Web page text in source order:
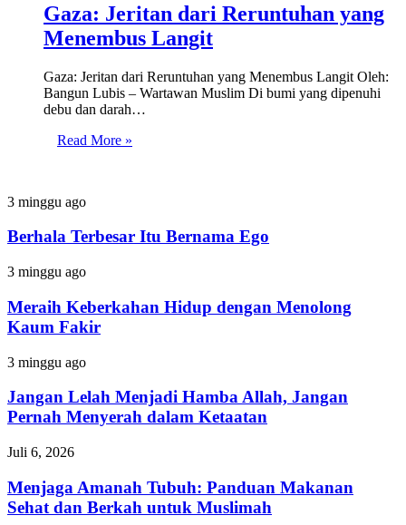
Gaza: Jeritan dari Reruntuhan yang
Menembus Langit
Gaza: Jeritan dari Reruntuhan yang Menembus Langit Oleh:
Bangun Lubis – Wartawan Muslim Di bumi yang dipenuhi
debu dan darah…
Read More »
Berhala
Itu
Ego
3 minggu ago
Berhala Terbesar Itu Bernama Ego
Meraih
Hidup
dengan
Menolong
Fakir
3 minggu ago
Meraih Keberkahan Hidup dengan Menolong
Kaum Fakir
Jangan
Menjadi
Hamba
Allah,
Pernah
dalam
Ketaatan
3 minggu ago
Jangan Lelah Menjadi Hamba Allah, Jangan
Pernah Menyerah dalam Ketaatan
Menjaga
Tubuh:
Panduan
Makanan
Juli 6, 2026
Menjaga Amanah Tubuh: Panduan Makanan
Sehat dan Berkah untuk Muslimah